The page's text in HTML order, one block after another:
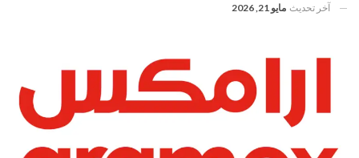
آخر تحديث مايو 21, 2026